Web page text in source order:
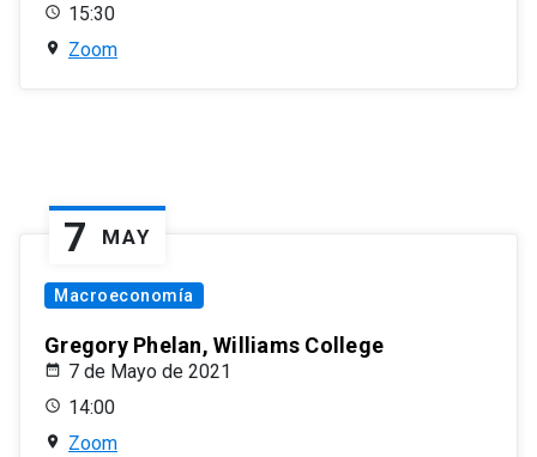
15:30
Zoom
7 MAY
Macroeconomía
Gregory Phelan, Williams College
7 de Mayo de 2021
14:00
Zoom